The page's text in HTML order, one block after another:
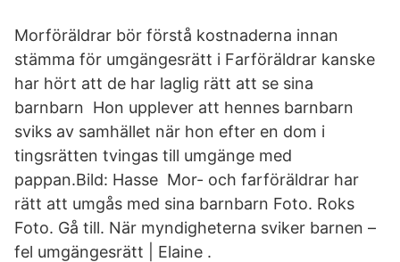
Morföräldrar bör förstå kostnaderna innan
stämma för umgängesrätt i Farföräldrar kanske
har hört att de har laglig rätt att se sina
barnbarn Hon upplever att hennes barnbarn
sviks av samhället när hon efter en dom i
tingsrätten tvingas till umgänge med
pappan.Bild: Hasse Mor- och farföräldrar har
rätt att umgås med sina barnbarn Foto. Roks
Foto. Gå till. När myndigheterna sviker barnen –
fel umgängesrätt | Elaine .